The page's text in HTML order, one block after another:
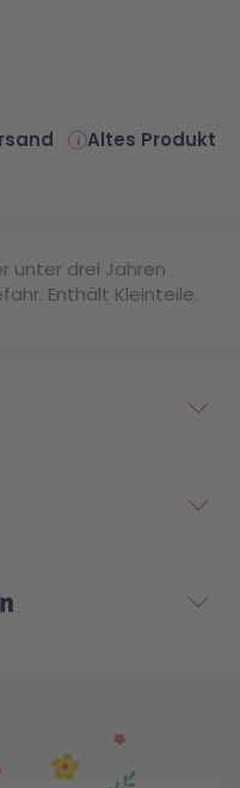
Altes Produkt
unter drei Jahren
Enthält Kleinteile.